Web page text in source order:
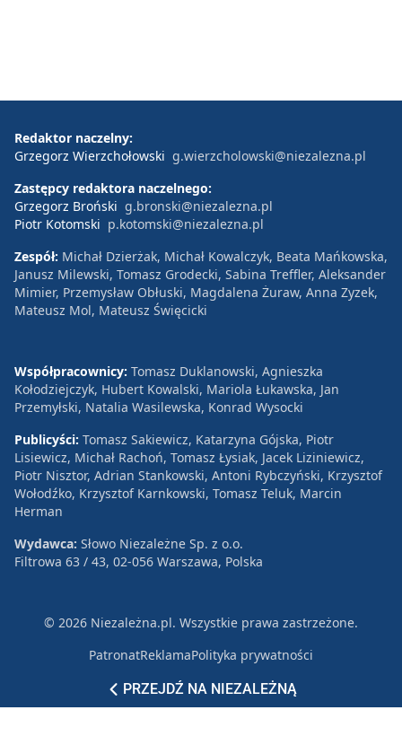
PRZEJDŹ NA NIEZALEŻNĄ
Redaktor naczelny:
Grzegorz Wierzchołowski g.wierzcholowski@niezalezna.pl
Zastępcy redaktora naczelnego:
Grzegorz Broński g.bronski@niezalezna.pl
Piotr Kotomski p.kotomski@niezalezna.pl
Zespół: Michał Dzierżak, Michał Kowalczyk, Beata Mańkowska,
Janusz Milewski, Tomasz Grodecki, Sabina Treffler, Aleksander
Mimier, Przemysław Obłuski, Magdalena Żuraw, Anna Zyzek,
Mateusz Mol, Mateusz Święcicki
Współpracownicy: Tomasz Duklanowski, Agnieszka
Kołodziejczyk, Hubert Kowalski, Mariola Łukawska, Jan
Przemyłski, Natalia Wasilewska, Konrad Wysocki
Publicyści: Tomasz Sakiewicz, Katarzyna Gójska, Piotr
Lisiewicz, Michał Rachoń, Tomasz Łysiak, Jacek Liziniewicz,
Piotr Nisztor, Adrian Stankowski, Antoni Rybczyński, Krzysztof
Wołodźko, Krzysztof Karnkowski, Tomasz Teluk, Marcin
Herman
Wydawca: Słowo Niezależne Sp. z o.o.
Filtrowa 63 / 43, 02-056 Warszawa, Polska
© 2026 Niezależna.pl. Wszystkie prawa zastrzeżone.
PatronatReklamaPolityka prywatności